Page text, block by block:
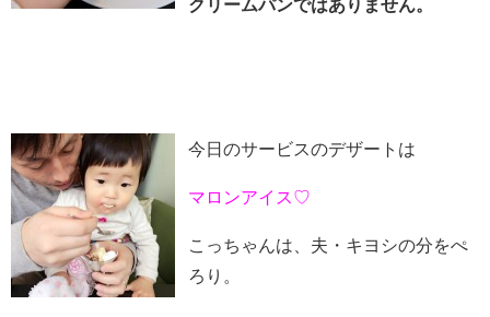
今日のサービスのデザートは
マロンアイス♡
こっちゃんは、夫・キヨシの分をぺ
ろり。